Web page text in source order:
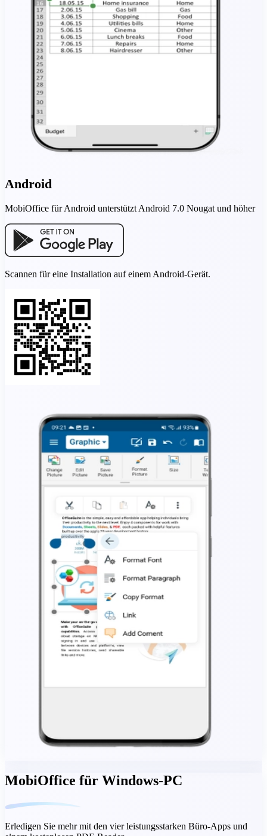
Android
MobiOffice für Android unterstützt Android 7.0 Nougat und höher
Scannen für eine Installation auf einem Android-Gerät.
MobiOffice für Windows-PC
Erledigen Sie mehr mit den vier leistungsstarken Büro-Apps und